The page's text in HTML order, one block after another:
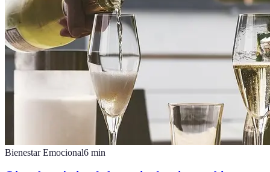
Bienestar Emocional6 min